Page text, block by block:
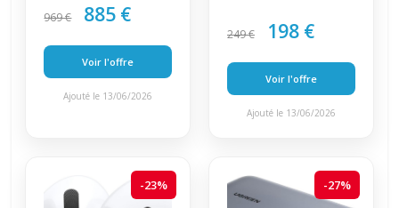
969 € 885 €
Voir l'offre
Ajouté le 13/06/2026
249 € 198 €
Voir l'offre
Ajouté le 13/06/2026
-23% -27%